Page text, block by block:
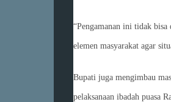
“Pengamanan ini tidak
elemen masyarakat agar
Bupati juga mengimbau
pelaksanaan ibadah puasa